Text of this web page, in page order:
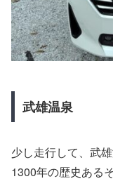
武雄温泉
少し走行して、武
1300年の歴史ある